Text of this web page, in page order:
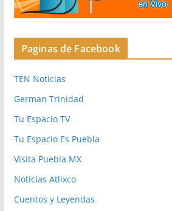
Paginas de Facebook
TEN Noticias
German Trinidad
Tu Espacio TV
Tu Espacio Es Puebla
Visita Puebla MX
Noticias Atlixco
Cuentos y Leyendas